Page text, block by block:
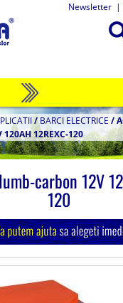
Newsletter |
/BARCI ELECTRICE /
12REXC-120
carbon 12V
120